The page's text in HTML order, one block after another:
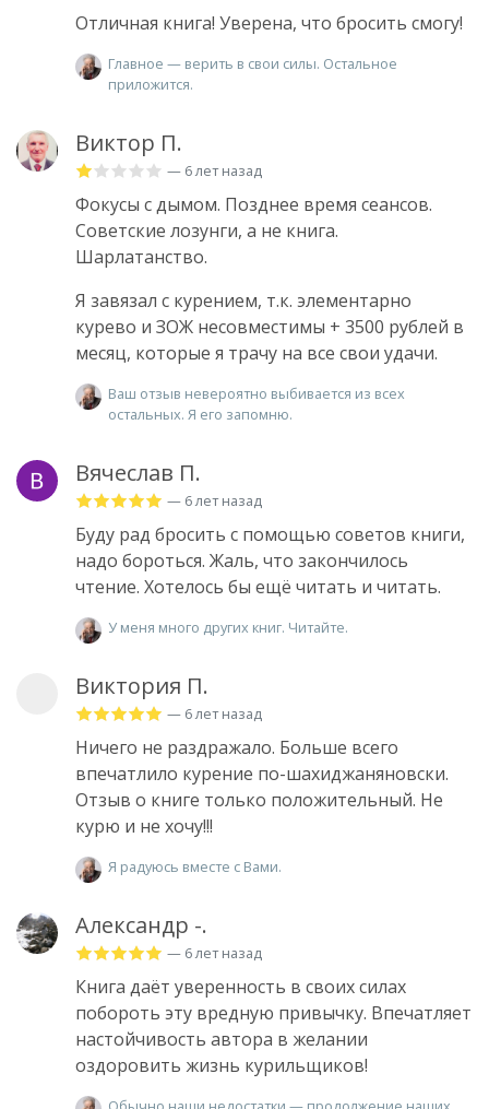
Отличная книга! Уверена, что бросить смогу!
Главное — верить в свои силы. Остальное
приложится.
Виктор П.
— 6 лет назад
Фокусы с дымом. Позднее время сеансов.
Советские лозунги, а не книга.
Шарлатанство.
Я завязал с курением, т.к. элементарно
курево и ЗОЖ несовместимы + 3500 рублей в
месяц, которые я трачу на все свои удачи.
Ваш отзыв невероятно выбивается из всех
остальных. Я его запомню.
Вячеслав П.
— 6 лет назад
Буду рад бросить с помощью советов книги,
надо бороться. Жаль, что закончилось
чтение. Хотелось бы ещё читать и читать.
У меня много других книг. Читайте.
Виктория П.
— 6 лет назад
Ничего не раздражало. Больше всего
впечатлило курение по-шахиджаняновски.
Отзыв о книге только положительный. Не
курю и не хочу!!!
Я радуюсь вместе с Вами.
Александр -.
— 6 лет назад
Книга даёт уверенность в своих силах
побороть эту вредную привычку. Впечатляет
настойчивость автора в желании
оздоровить жизнь курильщиков!